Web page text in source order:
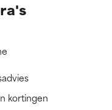
kortingen